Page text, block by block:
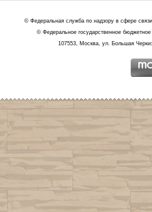
© Федеральная служба по надзору в сфере
© Федеральное государственное
107553, Москва, ул. Большая